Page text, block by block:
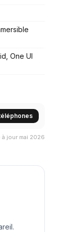
One UI
à jour mai 2026